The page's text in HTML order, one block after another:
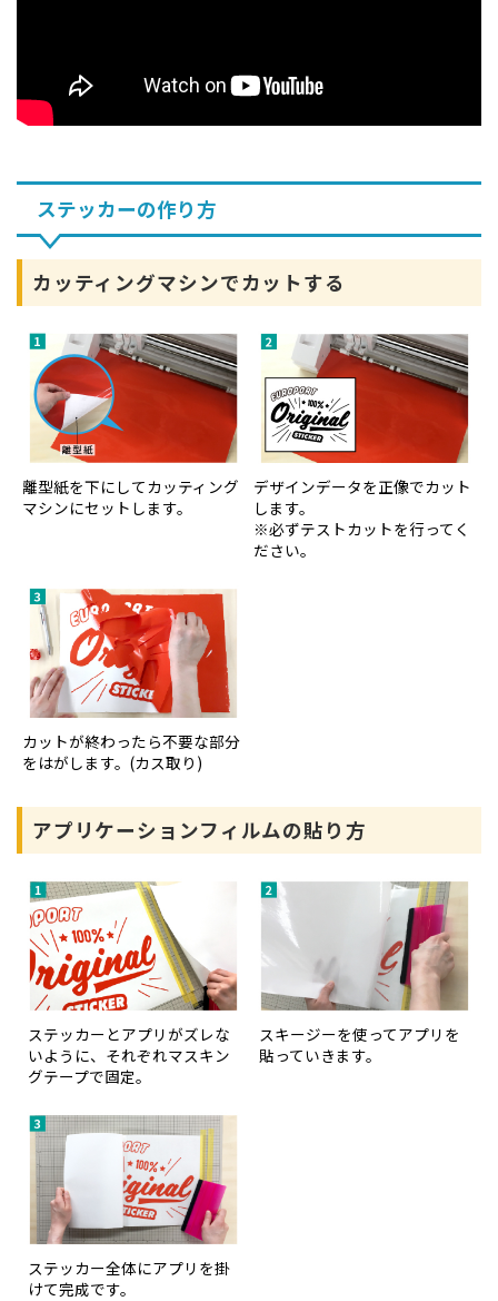
ステッカーの作り方
カッティングマシンでカットする
離型紙を下にしてカッティング
マシンにセットします。
デザインデータを正像でカット
します。
※必ずテストカットを行ってく
ださい。
カットが終わったら不要な部分
をはがします。(カス取り)
アプリケーションフィルムの貼り方
ステッカーとアプリがズレな
いように、それぞれマスキン
グテープで固定。
スキージーを使ってアプリを
貼っていきます。
ステッカー全体にアプリを掛
けて完成です。